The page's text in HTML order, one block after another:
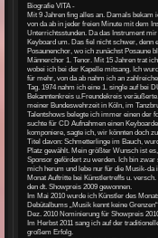
Biografie VITA -
Mit 9 Jahren fing alles an. Damals bekam
von da ab in jeder freien Minute mit dem
Unterrichtsstunden. Da das Instrument
Keyboard um. Das fiel nicht schwer,
Posaunenchor, wo ich zunächst Posaune
Männerchor 1. Tenor. Mit 15 Jahren trat
wobei ich bei der Kapelle mitsang. Ich
für mehr, von da ab nahm ich an
Tag. 1974 nahm ich eine 1. single auf bei
Bekanntenkreis u.Freundekreis
meiner Bundeswehrzeit in Köln, im
Talentshows belegte ich immer einen der
suchte für CD Aufnahmen einen
komponiere, sagte ich, wir könnten doch
Titel davon: Schmetterlinge im Bauch,
Platz gewählt. Mein größter Wunsch ist
Sponsor gefördert zu werden. Ich bin
mich herum und lebe nur für die Musik-da
Monat Auftritte bei Künstlertreffs u.
den dt. Showpreis 2009 gewonnen.
Im Mai 2010 wurde ich Künstler des
Debütalbums „Musik kennt keine Grenzen“
Dez. 2010 Nominierung für Showpreis
Im Herbst 2011 sang ich auf der
großem Erfolg.